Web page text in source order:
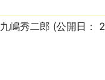
九嶋秀二郎 (公開日：